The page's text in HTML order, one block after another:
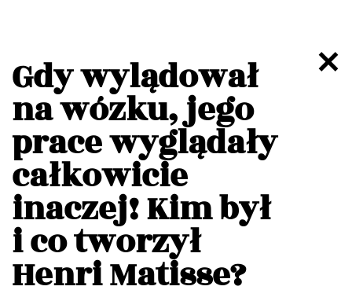
Gdy wylądował
na wózku, jego
prace wyglądały
całkowicie
inaczej! Kim był
i co tworzył
Henri Matisse?